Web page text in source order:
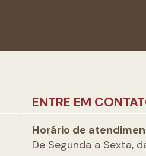
ENTRE EM
Horário de
De Segunda a Sexta,